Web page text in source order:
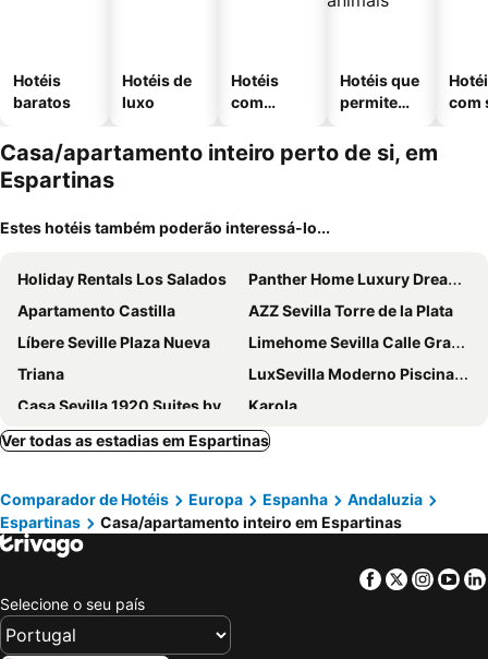
Hotéis
baratos
Hotéis de
luxo
Hotéis
com
Hotéis que
permitem
com
Casa/apartamento inteiro perto de si, em
Espartinas
Estes hotéis também poderão interessá-lo...
Holiday Rentals Los Salados
Panther Home Luxury Dreams Sevilla
Apartamento Castilla
AZZ Sevilla Torre de la Plata
Líbere Seville Plaza Nueva
Limehome Sevilla Calle Granada
Triana
LuxSevilla Moderno Piscina Free Parking
Casa Sevilla 1920 Suites by Época
Karola
Apartamentos Abreu Suites
Kayser Premium Suites
Centro Sevilla, El Arenal
Betis del Oro
LuxSevilla Moderno 1 Room Piscina Parking
Deluxe Apartment In Triana, Seville
Maravilloso Atico En Puente De Triana
Apartments Turisticos Resitur
Raíces Alameda Casa Palacio
Ver todas as estadias em Espartinas
Comparador de Hotéis Europa Espanha
Andaluzia
Espartinas
Casa/apartamento inteiro em Espartinas
Facebook
Twitter
Selecione o seu país